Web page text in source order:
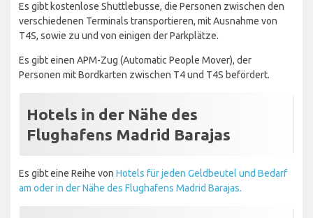
Es gibt kostenlose Shuttlebusse, die Personen zwischen den
verschiedenen Terminals transportieren, mit Ausnahme von
T4S, sowie zu und von einigen der Parkplätze.
Es gibt einen APM-Zug (Automatic People Mover), der
Personen mit Bordkarten zwischen T4 und T4S befördert.
Hotels in der Nähe des
Flughafens Madrid Barajas
Es gibt eine Reihe von Hotels für jeden Geldbeutel und Bedarf
am oder in der Nähe des Flughafens Madrid Barajas.